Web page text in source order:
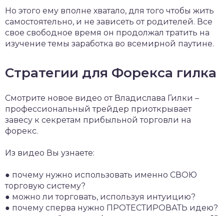
Но этого ему вполне хватало, для того чтобы жить
самостоятельно, и не зависеть от родителей. Все
свое свободное время он продолжал тратить на
изучение темы заработка во всемирной паутине.
Стратегии для Форекса гилка
Смотрите новое видео от Владислава Гилки –
профессиональный трейдер приоткрывает
завесу к секретам прибыльной торговли на
форекс.
Из видео Вы узнаете:
● почему нужно использовать именно СВОЮ
торговую систему?
● можно ли торговать, используя интуицию?
● почему сперва нужно ПРОТЕСТИРОВАТЬ идею?